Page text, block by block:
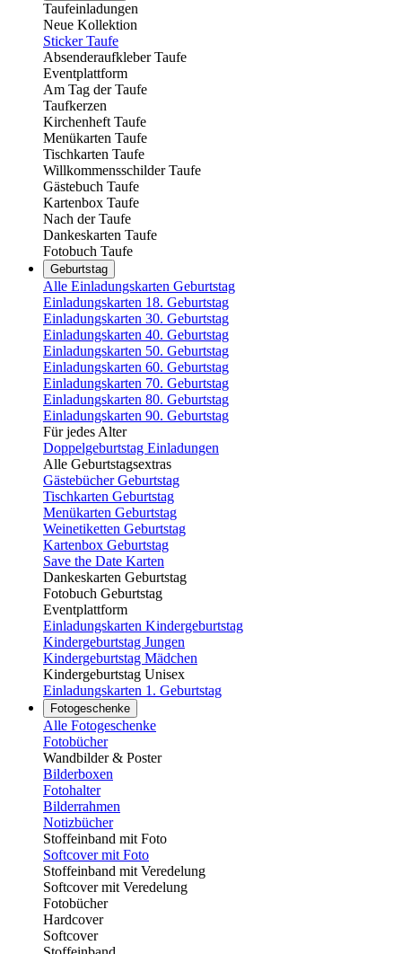
Taufeinladungen
Neue Kollektion
Sticker Taufe
Absenderaufkleber Taufe
Eventplattform
Am Tag der Taufe
Taufkerzen
Kirchenheft Taufe
Menükarten Taufe
Tischkarten Taufe
Willkommensschilder Taufe
Gästebuch Taufe
Kartenbox Taufe
Nach der Taufe
Dankeskarten Taufe
Fotobuch Taufe
Geburtstag
Alle Einladungskarten Geburtstag
Einladungskarten 18. Geburtstag
Einladungskarten 30. Geburtstag
Einladungskarten 40. Geburtstag
Einladungskarten 50. Geburtstag
Einladungskarten 60. Geburtstag
Einladungskarten 70. Geburtstag
Einladungskarten 80. Geburtstag
Einladungskarten 90. Geburtstag
Für jedes Alter
Doppelgeburtstag Einladungen
Alle Geburtstagsextras
Gästebücher Geburtstag
Tischkarten Geburtstag
Menükarten Geburtstag
Weinetiketten Geburtstag
Kartenbox Geburtstag
Save the Date Karten
Dankeskarten Geburtstag
Fotobuch Geburtstag
Eventplattform
Einladungskarten Kindergeburtstag
Kindergeburtstag Jungen
Kindergeburtstag Mädchen
Kindergeburtstag Unisex
Einladungskarten 1. Geburtstag
Fotogeschenke
Alle Fotogeschenke
Fotobücher
Wandbilder & Poster
Bilderboxen
Fotohalter
Bilderrahmen
Notizbücher
Stoffeinband mit Foto
Softcover mit Foto
Stoffeinband mit Veredelung
Softcover mit Veredelung
Fotobücher
Hardcover
Softcover